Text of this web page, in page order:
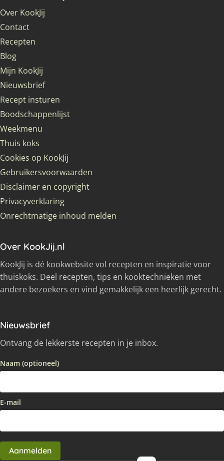
Over KookJij
Contact
Recepten
Blog
Mijn KookJij
Nieuwsbrief
Recept insturen
Boodschappenlijst
Weekmenu
Thuis koks
Cookies op KookJij
Gebruikersvoorwaarden
Disclaimer en copyright
Privacyverklaring
Onrechtmatige inhoud melden
Over KookJij.nl
KookJij is dé kookwebsite vol recepten en inspiratie voor
thuiskoks. Deel recepten, tips en kooktechnieken met
andere bezoekers en vind gemakkelijk een heerlijk gerecht.
Nieuwsbrief
Ontvang de lekkerste recepten in je inbox.
Naam (optioneel)
E-mail
Aanmelden